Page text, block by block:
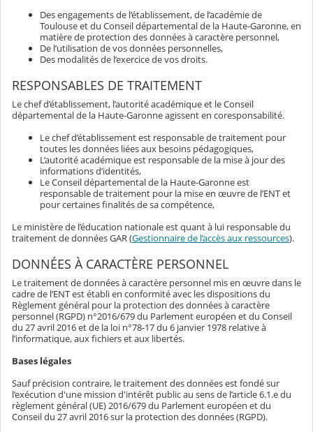
Des engagements de l’établissement, de l’académie de
Toulouse et du Conseil départemental de la Haute-Garonne, en
matière de protection des données à caractère personnel,
De l’utilisation de vos données personnelles,
Des modalités de l’exercice de vos droits.
RESPONSABLES DE TRAITEMENT
Le chef d’établissement, l’autorité académique et le Conseil
départemental de la Haute-Garonne agissent en coresponsabilité.
Le chef d’établissement est responsable de traitement pour
toutes les données liées aux besoins pédagogiques,
L’autorité académique est responsable de la mise à jour des
informations d’identités,
Le Conseil départemental de la Haute-Garonne est
responsable de traitement pour la mise en œuvre de l’ENT et
pour certaines finalités de sa compétence,
Le ministère de l’éducation nationale est quant à lui responsable du
traitement de données GAR (Gestionnaire de l’accès aux ressources).
DONNÉES À CARACTÈRE PERSONNEL
Le traitement de données à caractère personnel mis en œuvre dans le
cadre de l’ENT est établi en conformité avec les dispositions du
Règlement général pour la protection des données à caractère
personnel (RGPD) n°2016/679 du Parlement européen et du Conseil
du 27 avril 2016 et de la loi n°78-17 du 6 janvier 1978 relative à
l’informatique, aux fichiers et aux libertés.
Bases légales
Sauf précision contraire, le traitement des données est fondé sur
l’exécution d'une mission d'intérêt public au sens de l’article 6.1.e du
règlement général (UE) 2016/679 du Parlement européen et du
Conseil du 27 avril 2016 sur la protection des données (RGPD).